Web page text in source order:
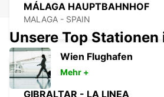
MÁLAGA HAUPTBAHNHOF
MALAGA - SPAIN
GIBRALTAR - LA LINEA
Unsere Top
Wien Flughafen
Mehr +